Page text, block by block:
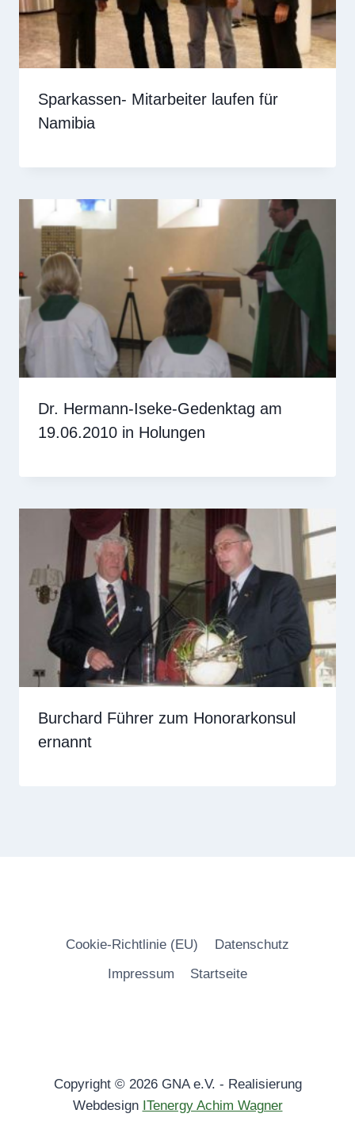
Sparkassen- Mitarbeiter laufen für
Namibia
Dr. Hermann-Iseke-Gedenktag am
19.06.2010 in Holungen
Burchard Führer zum Honorarkonsul
ernannt
Cookie-Richtlinie (EU)
Datenschutz
Impressum
Startseite
Copyright © 2026 GNA e.V. - Realisierung
Webdesign ITenergy Achim Wagner